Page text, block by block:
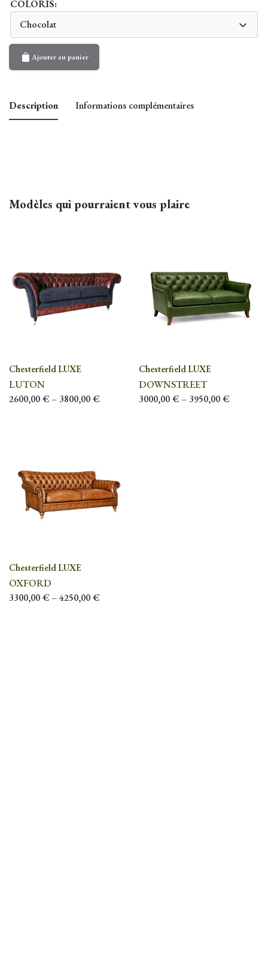
COLORIS:
Chocolat
Ajouter au panier
Description Informations complémentaires
Modèles qui pourraient vous plaire
Chesterfield LUXE
LUTON
2600,00€– 3800,00€
Chesterfield LUXE
DOWNSTREET
3000,00€– 3950,00€
Chesterfield LUXE
OXFORD
3300,00€–4250,00€